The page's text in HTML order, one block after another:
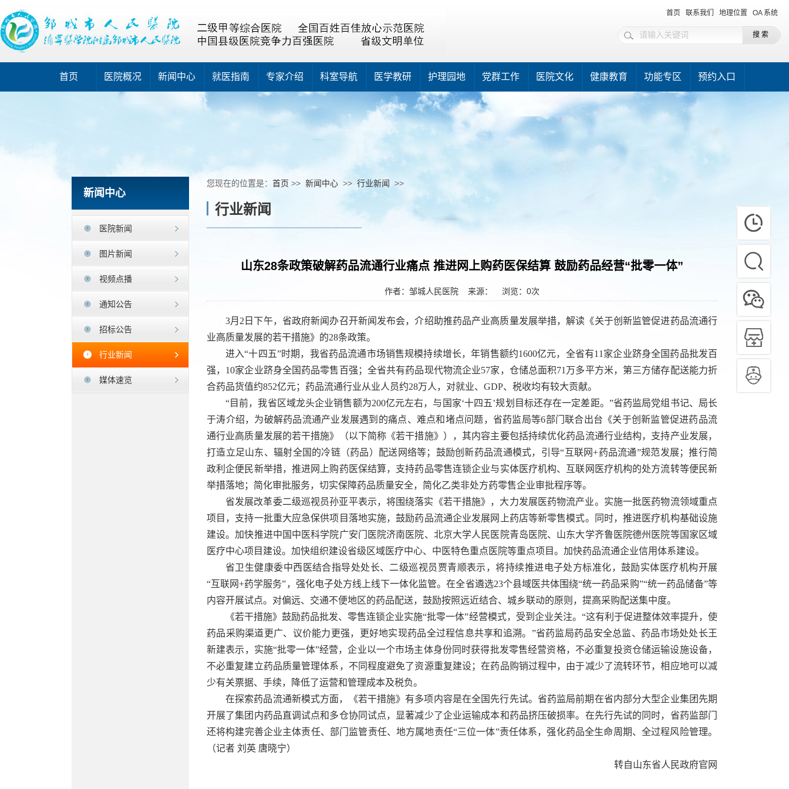
首页 联系我们 地理位置 OA 系统
首页 医院概况 新闻中心 就医指南 专家介绍 科室导航 医学教研 护理园地 党群工作 医院文化 健康教育 功能专区 预约入口
新闻中心
医院新闻
图片新闻
视频点播
通知公告
招标公告
行业新闻
媒体速览
您现在的位置是： 首页 >> 新闻中心 >> 行业新闻 >>
行业新闻
山东28条政策破解药品流通行业痛点 推进网上购药医保结算 鼓励药品经营“批零一体”
作者：邹城人民医院 来源： 浏览： 0次
3月2日下午，省政府新闻办召开新闻发布会，介绍助推药品产业高质量发展举措，解读《关于创新监管促进药品流通行
业高质量发展的若干措施》的28条政策。
进入“十四五”时期，我省药品流通市场销售规模持续增长，年销售额约1600亿元，全省有11家企业跻身全国药品批发百
强，10家企业跻身全国药品零售百强；全省共有药品现代物流企业57家，仓储总面积71万多平方米，第三方储存配送能力折
合药品货值约852亿元；药品流通行业从业人员约28万人，对就业、GDP、税收均有较大贡献。
“目前，我省区域龙头企业销售额为200亿元左右，与国家‘十四五’规划目标还存在一定差距。”省药监局党组书记、局长
于涛介绍，为破解药品流通产业发展遇到的痛点、难点和堵点问题，省药监局等6部门联合出台《关于创新监管促进药品流
通行业高质量发展的若干措施》（以下简称《若干措施》），其内容主要包括持续优化药品流通行业结构，支持产业发展，
打造立足山东、辐射全国的冷链（药品）配送网络等；鼓励创新药品流通模式，引导“互联网+药品流通”规范发展；推行简
政利企便民新举措，推进网上购药医保结算，支持药品零售连锁企业与实体医疗机构、互联网医疗机构的处方流转等便民新
举措落地；简化审批服务，切实保障药品质量安全，简化乙类非处方药零售企业审批程序等。
省发展改革委二级巡视员孙亚平表示，将围绕落实《若干措施》，大力发展医药物流产业。实施一批医药物流领域重点
项目，支持一批重大应急保供项目落地实施，鼓励药品流通企业发展网上药店等新零售模式。同时，推进医疗机构基础设施
建设。加快推进中国中医科学院广安门医院济南医院、北京大学人民医院青岛医院、山东大学齐鲁医院德州医院等国家区域
医疗中心项目建设。加快组织建设省级区域医疗中心、中医特色重点医院等重点项目。加快药品流通企业信用体系建设。
省卫生健康委中西医结合指导处处长、二级巡视员贾青顺表示，将持续推进电子处方标准化，鼓励实体医疗机构开展
“互联网+药学服务”，强化电子处方线上线下一体化监管。在全省遴选23个县域医共体围绕“统一药品采购”“统一药品储备”等
内容开展试点。对偏远、交通不便地区的药品配送，鼓励按照远近结合、城乡联动的原则，提高采购配送集中度。
《若干措施》鼓励药品批发、零售连锁企业实施“批零一体”经营模式，受到企业关注。“这有利于促进整体效率提升，使
药品采购渠道更广、议价能力更强，更好地实现药品全过程信息共享和追溯。”省药监局药品安全总监、药品市场处处长王
新建表示，实施“批零一体”经营，企业以一个市场主体身份同时获得批发零售经营资格，不必重复投资仓储运输设施设备，
不必重复建立药品质量管理体系，不同程度避免了资源重复建设；在药品购销过程中，由于减少了流转环节，相应地可以减
少有关票据、手续，降低了运营和管理成本及税负。
在探索药品流通新模式方面，《若干措施》有多项内容是在全国先行先试。省药监局前期在省内部分大型企业集团先期
开展了集团内药品直调试点和多仓协同试点，显著减少了企业运输成本和药品挤压破损率。在先行先试的同时，省药监部门
还将构建完善企业主体责任、部门监管责任、地方属地责任“三位一体”责任体系，强化药品全生命周期、全过程风险管理。
（记者 刘英 唐晓宁）
转自山东省人民政府官网